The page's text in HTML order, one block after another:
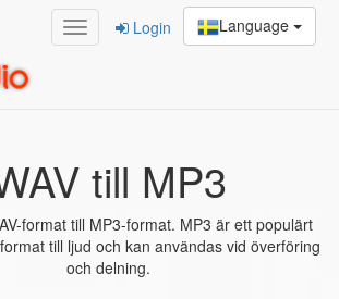
Language
Login
till MP3
format till MP3-format. MP3 är ett populärt
till ljud och kan användas vid överföring
och delning.